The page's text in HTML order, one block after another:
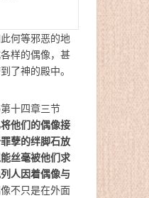
何等邪恶的地
样的偶像，甚
了神的殿中。
十四章三节
他们的偶像接
孽的绊脚石放
丝毫被他们求
人因着偶像与
不只是在外面